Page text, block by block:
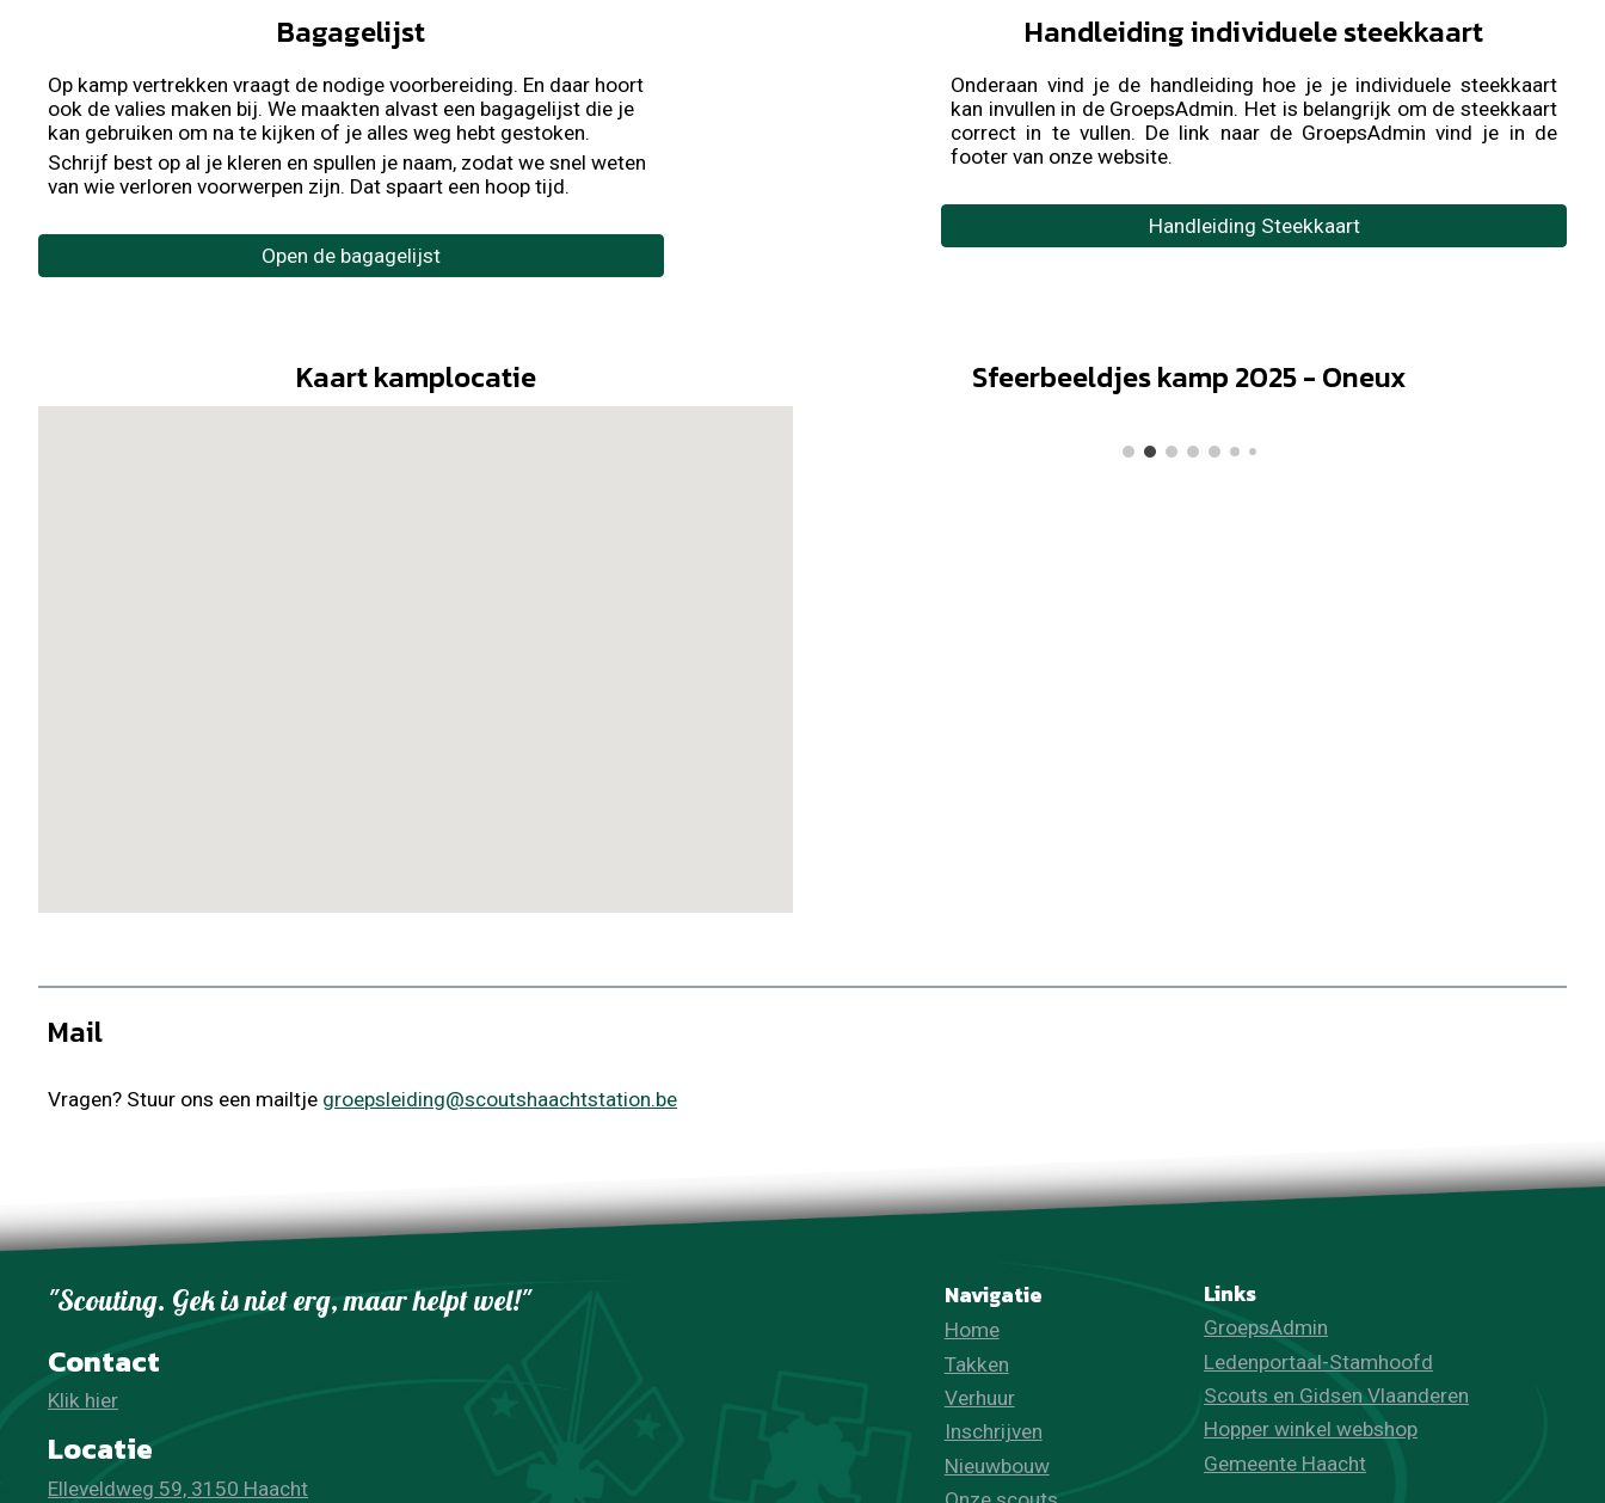
Bagagelijst
Op kamp vertrekken vraagt de nodige voorbereiding. En daar hoort
ook de valies maken bij. We maakten alvast een bagagelijst die je
kan gebruiken om na te kijken of je alles weg hebt gestoken.
Schrijf best op al je kleren en spullen je naam, zodat we snel weten
van wie verloren voorwerpen zijn. Dat spaart een hoop tijd.
Open de bagagelijst
Handleiding individuele steekkaart
Onderaan vind je de handleiding hoe je je individuele steekkaart
kan invullen in de GroepsAdmin. Het is belangrijk om de steekkaart
correct in te vullen. De link naar de GroepsAdmin vind je in de
footer van onze website.
Handleiding Steekkaart
Kaart kamplocatie Sfeerbeeldjes kamp 2025 - Oneux
Mail
Vragen? Stuur ons een mailtje groepsleiding@scoutshaachtstation.be
"Scouting. Gek is niet erg, maar helpt wel!"
Contact
Klik hier
Locatie
Elleveldweg 59, 3150 Haacht
Navigatie
Home
Takken
Verhuur
Inschrijven
Nieuwbouw
Links
GroepsAdmin
Ledenportaal-Stamhoofd
Scouts en Gidsen Vlaanderen
Hopper winkel webshop
Gemeente Haacht